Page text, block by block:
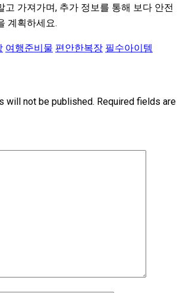
고 가져가며, 추가 정보를 통해 보다 안전
계획하세요.
여행준비물 편안한복장 필수아이템
will not be published. Required fields are